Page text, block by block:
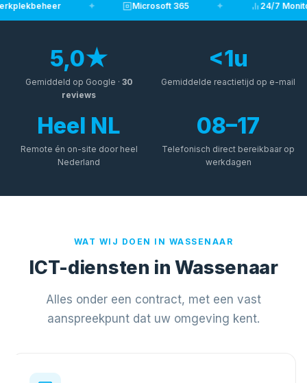
Microsoft 365 24/7
5,0★
Gemiddeld op Google · 30
reviews
<1u
Gemiddelde reactietijd op e-mail
Heel NL
Remote én on-site door heel
Nederland
08–17
Telefonisch direct bereikbaar op
werkdagen
WAT WIJ DOEN IN WASSENAAR
ICT-diensten in Wassenaar
Alles onder een contract, met een vast
aanspreekpunt dat uw omgeving kent.